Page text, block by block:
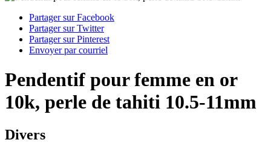
Partager sur Facebook
Partager sur Twitter
Partager sur Pinterest
Envoyer par courriel
Pendentif pour femme en or
10k, perle de tahiti 10.5-11mm
Divers